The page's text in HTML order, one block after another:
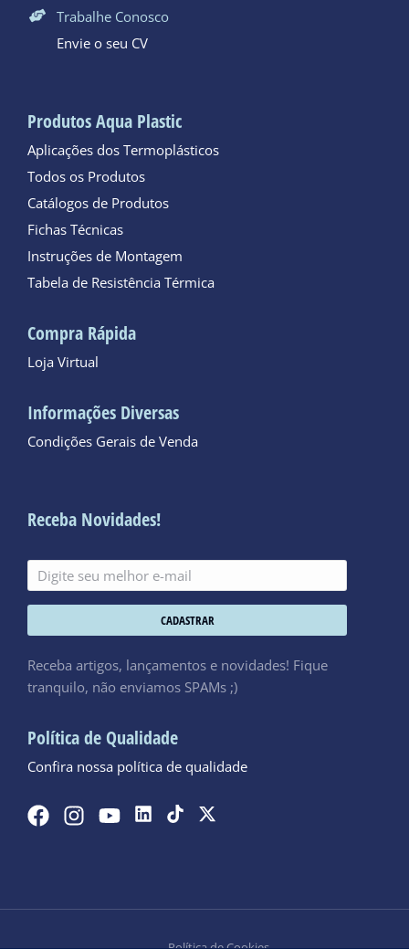
Trabalhe Conosco
Envie o seu CV
Produtos Aqua Plastic
Aplicações dos Termoplásticos
Todos os Produtos
Catálogos de Produtos
Fichas Técnicas
Instruções de Montagem
Tabela de Resistência Térmica
Compra Rápida
Loja Virtual
Informações Diversas
Condições Gerais de Venda
Receba Novidades!
CADASTRAR
Receba artigos, lançamentos e novidades! Fique
tranquilo, não enviamos SPAMs ;)
Política de Qualidade
Confira nossa política de qualidade
Política de Cookies